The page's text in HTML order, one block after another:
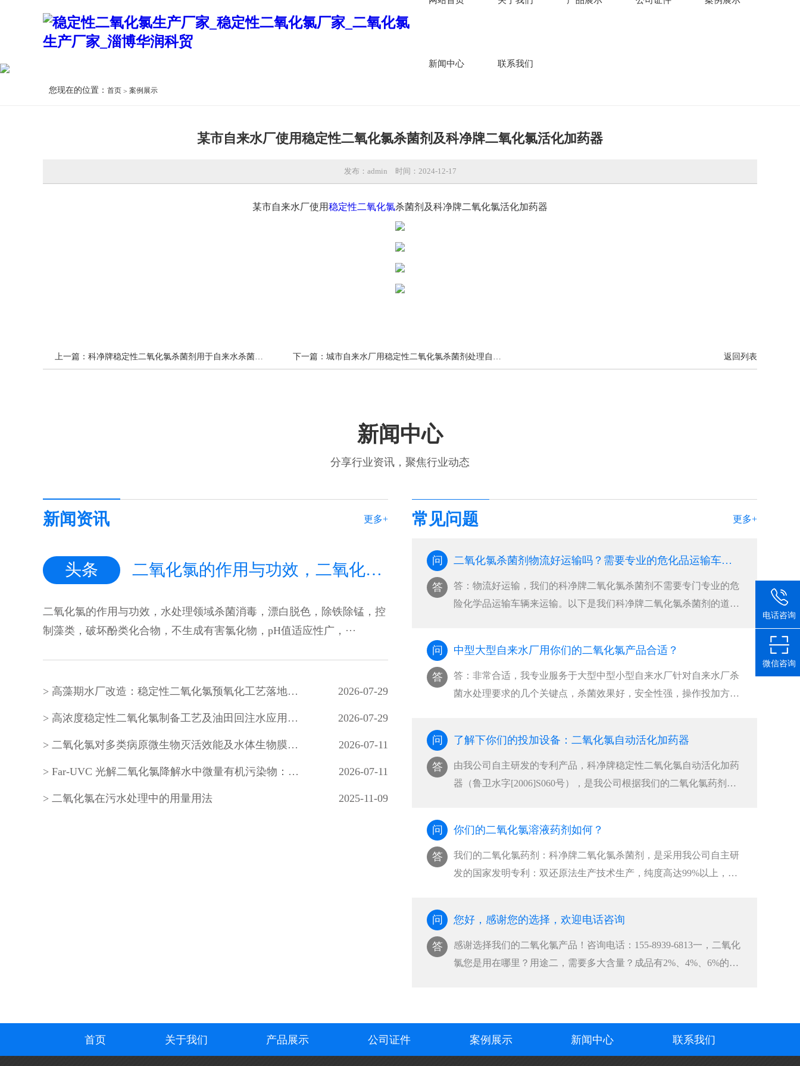
新闻中心 联系我们
您现在的位置： 首页 案例展示
某市自来水厂使用稳定性二氧化氯杀菌剂及科净牌二氧化氯活化加药器
发布：admin 时间：2024-12-17
某市自来水厂使用稳定性二氧化氯杀菌剂及科净牌二氧化氯活化加药器
上一篇： 科净牌稳定性二氧化氯杀菌剂用于自来水杀菌消毒处理,自来水厂杀菌剂 下一篇： 城市自来水厂用稳定性二氧化氯杀菌剂处理自来水使用现场，二氧化氯活化加药器 返回列表
新闻中心
分享行业资讯，聚焦行业动态
新闻资讯 更多+
头条 二氧化氯的作用与功效，二氧化氯的作用与功效百科
二氧化氯的作用与功效，水处理领域杀菌消毒，漂白脱色，除铁除锰，控
制藻类，破坏酚类化合物，不生成有害氯化物，pH值适应性广，···
高藻期水厂改造：稳定性二氧化氯预氧化工艺落地效果显著 2026-07-29
高浓度稳定性二氧化氯制备工艺及油田回注水应用研究 2026-07-29
二氧化氯对多类病原微生物灭活效能及水体生物膜剥离效果研究 2026-07-11
Far-UVC 光解二氧化氯降解水中微量有机污染物：光源筛选、氧化路径与消毒副产物风险评估 2026-07-11
二氧化氯在污水处理中的用量用法 2025-11-09
常见问题 更多+
问 二氧化氯杀菌剂物流好运输吗？需要专业的危化品运输车辆吗？
答
答：物流好运输，我们的科净牌二氧化氯杀菌剂不需要专门专业的危
险化学品运输车辆来运输。以下是我们科净牌二氧化氯杀菌剂的道路
问 中型大型自来水厂用你们的二氧化氯产品合适？
答
答：非常合适，我专业服务于大型中型小型自来水厂针对自来水厂杀
菌水处理要求的几个关键点，杀菌效果好，安全性强，操作投加方便
问 了解下你们的投加设备：二氧化氯自动活化加药器
答
由我公司自主研发的专利产品，科净牌稳定性二氧化氯自动活化加药
器（鲁卫水字[2006]S060号），是我公司根据我们的二氧化氯药剂的
问 你们的二氧化氯溶液药剂如何？
答
我们的二氧化氯药剂：科净牌二氧化氯杀菌剂，是采用我公司自主研
发的国家发明专利：双还原法生产技术生产，纯度高达99%以上，杀
问 您好，感谢您的选择，欢迎电话咨询
答
感谢选择我们的二氧化氯产品！咨询电话：155-8939-6813一，二氧化
氯您是用在哪里？用途二，需要多大含量？成品有2%、4%、6%的，
首页 关于我们 产品展示 公司证件 案例展示 新闻中心 联系我们
电话咨询
微信咨询